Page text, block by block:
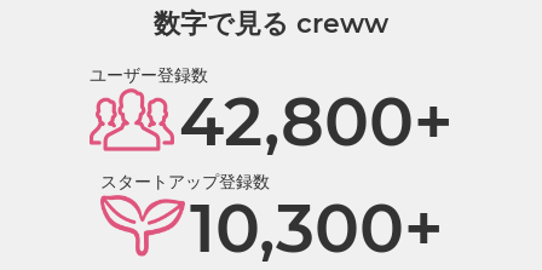
数字で見る creww
ユーザー登録数
42,800+
スタートアップ登録数
10,300+